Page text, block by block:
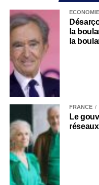
ECONOMIE
la
la
FRANCE
Le